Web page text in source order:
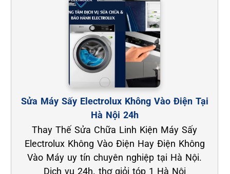
Sửa Máy Sấy Electrolux Không Vào Điện Tại
Hà Nội 24h
Thay Thế Sửa Chữa Linh Kiện Máy Sấy
Electrolux Không Vào Điện Hay Điện Không
Vào Máy uy tín chuyên nghiệp tại Hà Nội.
Dịch vụ 24h. thợ giỏi tóp 1 Hà Nội